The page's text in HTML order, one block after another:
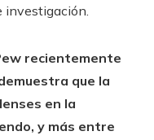
recientemente
que la
en la
y más entre